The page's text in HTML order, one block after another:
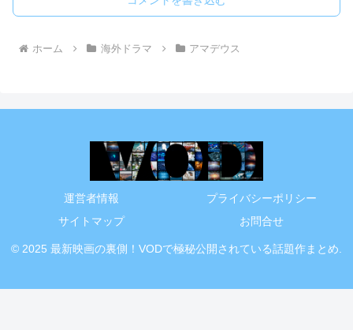
ホーム 海外ドラマ アマデウス
運営者情報
プライバシーポリシー
サイトマップ
お問合せ
© 2025 最新映画の裏側！VODで極秘公開されている話題作まとめ.